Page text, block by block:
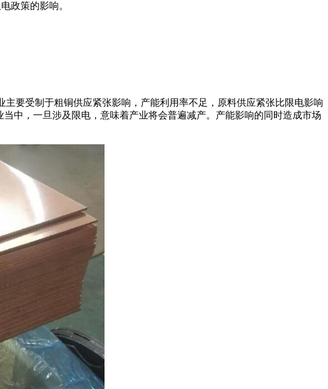
策的影响。
要受制于粗铜供应紧张影响，产能利用率不足，原料供应紧张比限电影响
中，一旦涉及限电，意味着产业将会普遍减产。产能影响的同时造成市场